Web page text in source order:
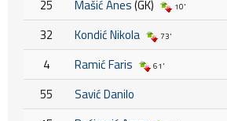
25 Mašić Anes(GK) 10'
32 Kondić Nikola 73'
4 Ramić Faris 61'
55
Savić Danilo